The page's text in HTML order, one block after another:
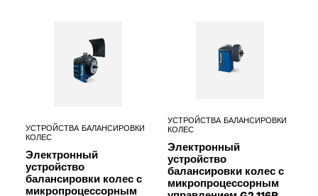
УСТРОЙСТВА БАЛАНСИРОВКИ
КОЛЕС
Электронный
устройство
балансировки колес с
микропроцессорным
УСТРОЙСТВА БАЛАНСИРОВКИ
КОЛЕС
Электронный
устройство
балансировки колес с
микропроцессорным